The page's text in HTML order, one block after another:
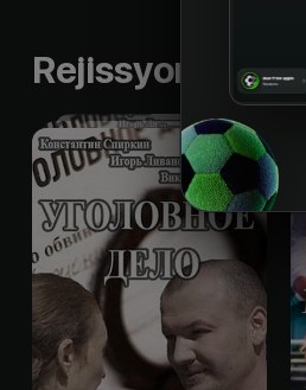
Rejissyorning